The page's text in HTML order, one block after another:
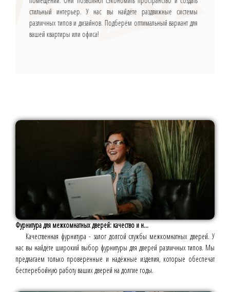
стильный интерьер. У нас вы найдёте раздвижные системы
различных типов и дизайнов. Подберём оптимальный вариант для
вашей квартиры или офиса!
Фурнитура для межкомнатных дверей: качество и н...
Качественная фурнитура - залог долгой службы межкомнатных дверей. У
нас вы найдёте широкий выбор фурнитуры для дверей различных типов. Мы
предлагаем только проверенные и надёжные изделия, которые обеспечат
бесперебойную работу ваших дверей на долгие годы.